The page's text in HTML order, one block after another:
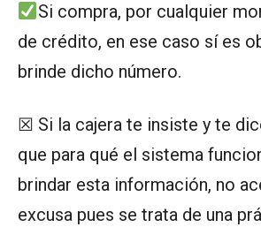
Si compra, por cualquier
de crédito, en ese caso sí es
brinde dicho número.
☒ Si la cajera te insiste y te
que para qué el sistema
brindar esta información, no
excusa pues se trata de una